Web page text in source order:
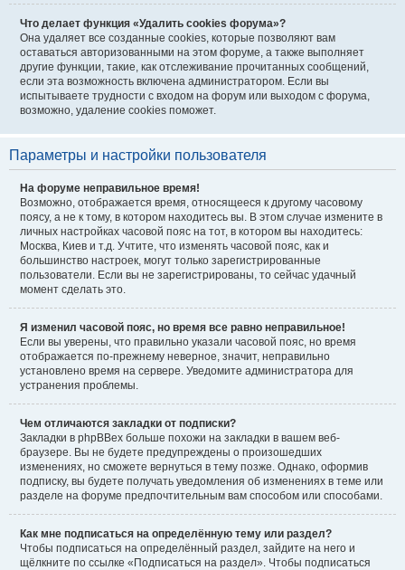
Что делает функция «Удалить cookies форума»?
Она удаляет все созданные cookies, которые позволяют вам
оставаться авторизованными на этом форуме, а также выполняет
другие функции, такие, как отслеживание прочитанных сообщений,
если эта возможность включена администратором. Если вы
испытываете трудности с входом на форум или выходом с форума,
возможно, удаление cookies поможет.
Параметры и настройки пользователя
На форуме неправильное время!
Возможно, отображается время, относящееся к другому часовому
поясу, а не к тому, в котором находитесь вы. В этом случае измените в
личных настройках часовой пояс на тот, в котором вы находитесь:
Москва, Киев и т.д. Учтите, что изменять часовой пояс, как и
большинство настроек, могут только зарегистрированные
пользователи. Если вы не зарегистрированы, то сейчас удачный
момент сделать это.
Я изменил часовой пояс, но время все равно неправильное!
Если вы уверены, что правильно указали часовой пояс, но время
отображается по-прежнему неверное, значит, неправильно
установлено время на сервере. Уведомите администратора для
устранения проблемы.
Чем отличаются закладки от подписки?
Закладки в phpBBex больше похожи на закладки в вашем веб-
браузере. Вы не будете предупреждены о произошедших
изменениях, но сможете вернуться в тему позже. Однако, оформив
подписку, вы будете получать уведомления об изменениях в теме или
разделе на форуме предпочтительным вам способом или способами.
Как мне подписаться на определённую тему или раздел?
Чтобы подписаться на определённый раздел, зайдите на него и
щёлкните по ссылке «Подписаться на раздел». Чтобы подписаться